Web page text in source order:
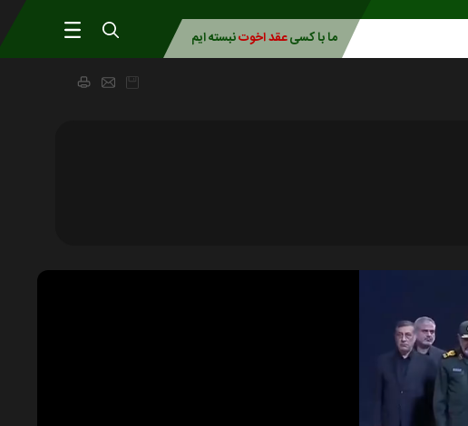
ما با کسیعقد اخوتنبسته ایم